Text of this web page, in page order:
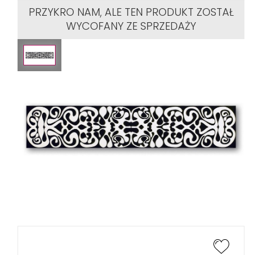
PRZYKRO NAM, ALE TEN PRODUKT ZOSTAŁ
WYCOFANY ZE SPRZEDAŻY